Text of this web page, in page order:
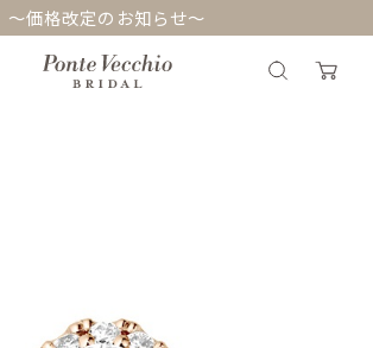
～価格改定のお知らせ～